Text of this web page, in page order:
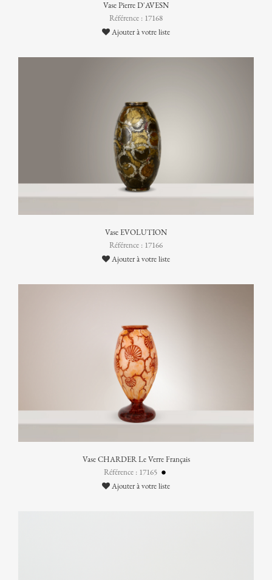
Vase Pierre D'AVESN
Référence : 17168
Ajouter à votre liste
Vase EVOLUTION
Référence : 17166
Ajouter à votre liste
Vase CHARDER Le Verre Français
Référence : 17165
Ajouter à votre liste